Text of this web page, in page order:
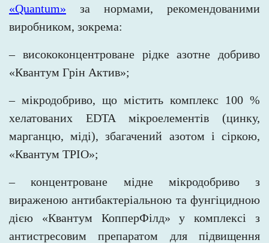
«Quantum» за нормами, рекомендованими
виробником, зокрема:
– висококонцентроване рідке азотне добриво
«Квантум Грін Актив»;
– мікродобриво, що містить комплекс 100 %
хелатованих EDTA мікроелементів (цинку,
марганцю, міді), збагачений азотом і сіркою,
«Квантум ТРІО»;
– концентроване мідне мікродобриво з
вираженою антибактеріальною та фунгіцидною
дією «Квантум КопперФілд» у комплексі з
антистресовим препаратом для підвищення